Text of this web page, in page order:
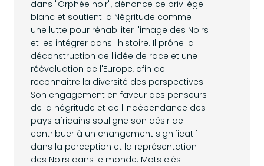
dans "Orphée noir", dénonce ce privilège
blanc et soutient la Négritude comme
une lutte pour réhabiliter l'image des Noirs
et les intégrer dans l'histoire. Il prône la
déconstruction de l'idée de race et une
réévaluation de l'Europe, afin de
reconnaître la diversité des perspectives.
Son engagement en faveur des penseurs
de la négritude et de l'indépendance des
pays africains souligne son désir de
contribuer à un changement significatif
dans la perception et la représentation
des Noirs dans le monde. Mots clés :